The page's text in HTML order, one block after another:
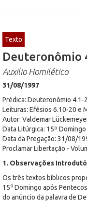
Texto
Deuteronômio
Auxilio Homilético
31/08/1997
Prédica: Deuteronômio 4.1-
Leituras: Efésios 6.10-20 e
Autor: Valdemar
Data Litúrgica: 15º
Data da Pregação: 31/08/
Proclamar Libertação -
1. Observações
Os três textos bíblicos
15o Domingo após
do anúncio da palavra de